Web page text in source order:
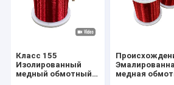
Класс 155
Изолированный
медный обмотный
медная